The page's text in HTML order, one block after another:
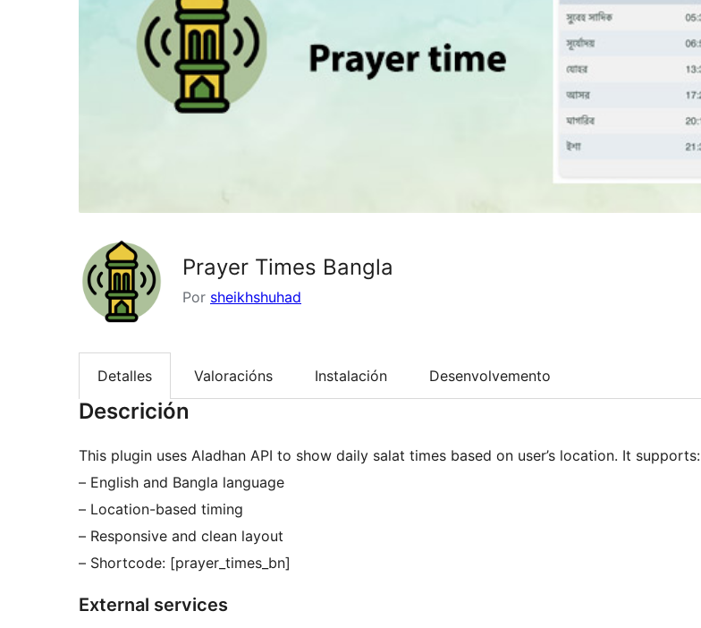
Prayer Times Bangla
Por sheikhshuhad
Detalles Valoracións Instalación Desenvolvemento
Descrición
This plugin uses Aladhan API to show daily salat times based on user’s location. It supports:
– English and Bangla language
– Location-based timing
– Responsive and clean layout
– Shortcode: [prayer_times_bn]
External services